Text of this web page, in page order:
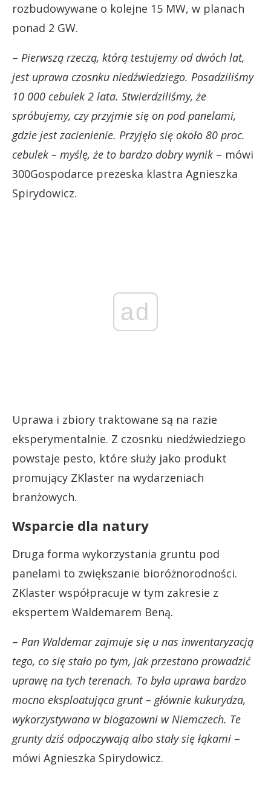
rozbudowywane o kolejne 15 MW, w planach
ponad 2 GW.
– Pierwszą rzeczą, którą testujemy od dwóch lat,
jest uprawa czosnku niedźwiedziego. Posadziliśmy
10 000 cebulek 2 lata. Stwierdziliśmy, że
spróbujemy, czy przyjmie się on pod panelami,
gdzie jest zacienienie. Przyjęło się około 80 proc.
cebulek – myślę, że to bardzo dobry wynik – mówi
300Gospodarce prezeska klastra Agnieszka
Spirydowicz.
ad
Uprawa i zbiory traktowane są na razie
eksperymentalnie. Z czosnku niedźwiedziego
powstaje pesto, które służy jako produkt
promujący ZKlaster na wydarzeniach
branżowych.
Wsparcie dla natury
Druga forma wykorzystania gruntu pod
panelami to zwiększanie bioróżnorodności.
ZKlaster współpracuje w tym zakresie z
ekspertem Waldemarem Beną.
– Pan Waldemar zajmuje się u nas inwentaryzacją
tego, co się stało po tym, jak przestano prowadzić
uprawę na tych terenach. To była uprawa bardzo
mocno eksploatująca grunt – głównie kukurydza,
wykorzystywana w biogazowni w Niemczech. Te
grunty dziś odpoczywają albo stały się łąkami –
mówi Agnieszka Spirydowicz.